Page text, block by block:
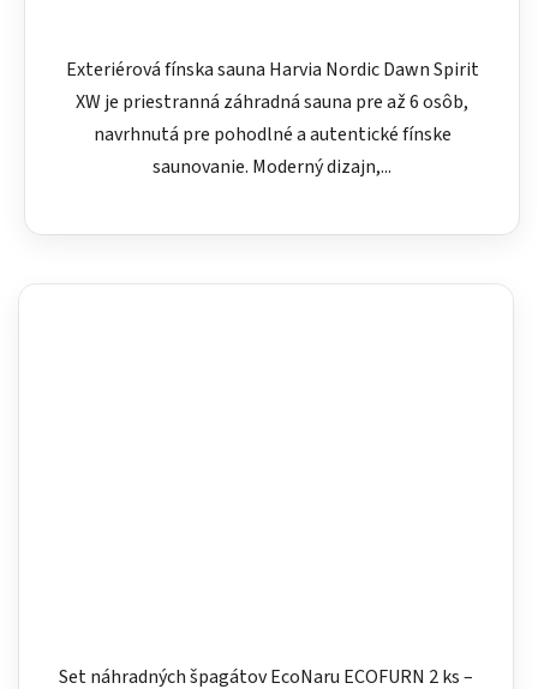
Exteriérová fínska sauna Harvia Nordic Dawn Spirit
XW je priestranná záhradná sauna pre až 6 osôb,
navrhnutá pre pohodlné a autentické fínske
saunovanie. Moderný dizajn,...
Set náhradných špagátov EcoNaru ECOFURN 2 ks –